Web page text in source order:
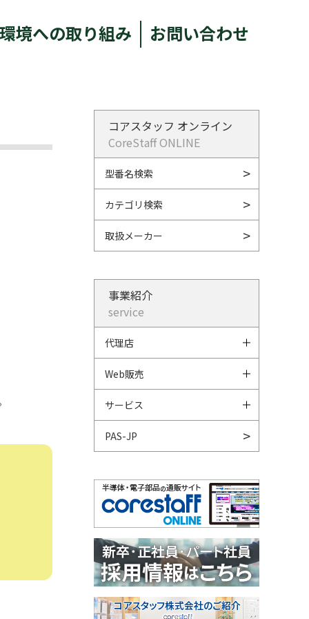
環境への取り組み お問い合わせ
コアスタッフ オンライン
CoreStaff ONLINE
型番名検索
カテゴリ検索
取扱メーカー
事業紹介
service
代理店
Web販売
サービス
PAS-JP